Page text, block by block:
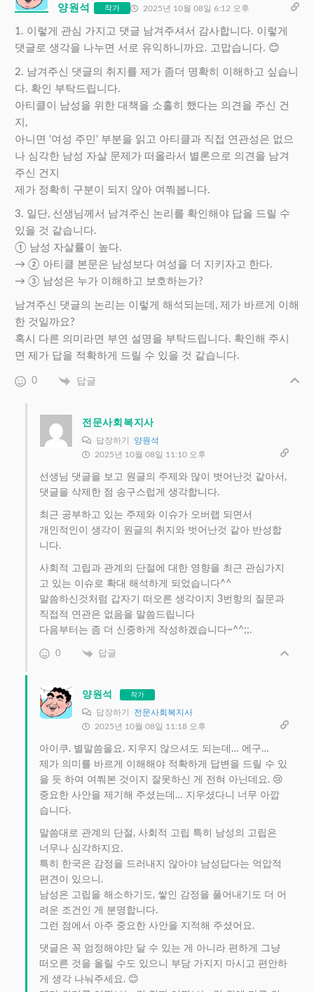
양원석 작가 2025년 10월 08일 6:12 오후
1. 이렇게 관심 가지고 댓글 남겨주셔서 감사합니다. 이렇게
댓글로 생각을 나누면 서로 유익하니까요. 고맙습니다. 😊
2. 남겨주신 댓글의 취지를 제가 좀더 명확히 이해하고 싶습니
다. 확인 부탁드립니다.
아티클이 남성을 위한 대책을 소홀히 했다는 의견을 주신 건
지,
아니면 ‘여성 주민’ 부분을 읽고 아티클과 직접 연관성은 없으
나 심각한 남성 자살 문제가 떠올라서 별론으로 의견을 남겨
주신 건지
제가 정확히 구분이 되지 않아 여쭤봅니다.
3. 일단, 선생님께서 남겨주신 논리를 확인해야 답을 드릴 수
있을 것 같습니다.
① 남성 자살률이 높다.
→ ② 아티클 본문은 남성보다 여성을 더 지키자고 한다.
→ ③ 남성은 누가 이해하고 보호하는가?
남겨주신 댓글의 논리는 이렇게 해석되는데, 제가 바르게 이해
한 것일까요?
혹시 다른 의미라면 부연 설명을 부탁드립니다. 확인해 주시
면 제가 답을 적확하게 드릴 수 있을 것 같습니다.
0 답글
전문사회복지사
답장하기 양원석
2025년 10월 08일 11:10 오후
선생님 댓글을 보고 원글의 주제와 많이 벗어난것 같아서,
댓글을 삭제한 점 송구스럽게 생각합니다.
최근 공부하고 있는 주제와 이슈가 오버랩 되면서
개인적인이 생각이 원글의 취지와 벗어난것 같아 반성합
니다.
사회적 고립과 관계의 단절에 대한 영향을 최근 관심가지
고 있는 이슈로 확대 해석하게 되었습니다^^
말씀하신것처럼 갑자기 떠오른 생각이지 3번항의 질문과
직접적 연관은 없음을 말씀드립니다
다음부터는 좀 더 신중하게 작성하겠습니다~^^;;.
0 답글
양원석 작가
답장하기 전문사회복지사
2025년 10월 08일 11:18 오후
아이쿠. 별말씀을요. 지우지 않으셔도 되는데… 에구…
제가 의미를 바르게 이해해야 적확하게 답변을 드릴 수 있
을 듯 하여 여쭤본 것이지 잘못하신 게 전혀 아닌데요. 😢
중요한 사안을 제기해 주셨는데… 지우셨다니 너무 아깝
습니다.
말씀대로 관계의 단절, 사회적 고립 특히 남성의 고립은
너무나 심각하지요.
특히 한국은 감정을 드러내지 않아야 남성답다는 억압적
편견이 있으니.
남성은 고립을 해소하기도, 쌓인 감정을 풀어내기도 더 어
려운 조건인 게 분명합니다.
그런 점에서 아주 중요한 사안을 지적해 주셨어요.
댓글은 꼭 엄정해야만 달 수 있는 게 아니라 편하게 그냥
떠오른 것을 올릴 수도 있으니 부담 가지지 마시고 편안하
게 생각 나눠주세요. 😊